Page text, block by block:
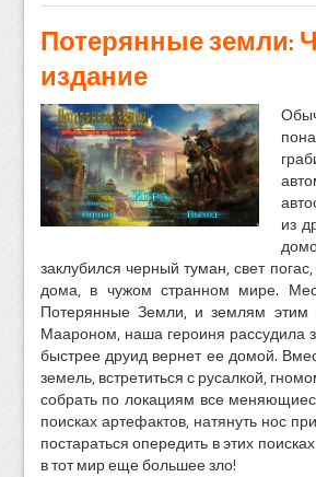
Потерянные земли:
издание
из
заклубился черный туман, свет
дома, в чужом странном мире.
Потерянные Земли, и землям этим
Маароном, наша героиня рассудила
быстрее друид вернет ее домой.
земель, встретиться с русалкой,
собрать по локациям все
поисках артефактов, натянуть нос
постараться опередить в этих
в тот мир еще большее зло!